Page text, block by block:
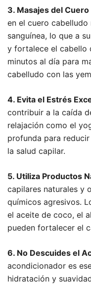
3. Masajes del
en el cuero
sanguínea, lo que a
y fortalece el cabello
minutos al día para
cabelludo con las
4. Evita el Estrés
contribuir a la caída
relajación como el
profunda para
la salud capilar.
5. Utiliza Productos
capilares naturales y
químicos agresivos.
el aceite de coco, el
pueden fortalecer el
6. No Descuides el
acondicionador es
hidratación y